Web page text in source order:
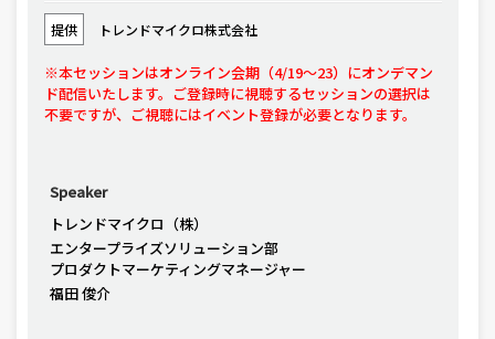
提供 トレンドマイクロ株式会社
※本セッションはオンライン会期（4/19〜23）にオンデマン
ド配信いたします。ご登録時に視聴するセッションの選択は
不要ですが、ご視聴にはイベント登録が必要となります。
Speaker
トレンドマイクロ（株）
エンタープライズソリューション部
プロダクトマーケティングマネージャー
福田 俊介